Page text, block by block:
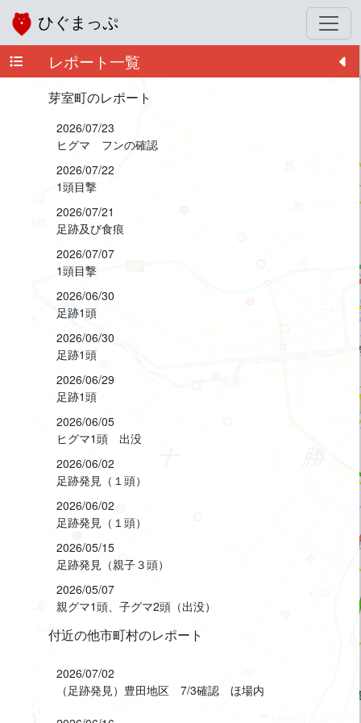
ひぐまっぷ
レポート一覧
芽室町のレポート
2026/07/23
ヒグマ フンの確認
2026/07/22
1頭目撃
2026/07/21
足跡及び食痕
2026/07/07
1頭目撃
2026/06/30
足跡1頭
2026/06/30
足跡1頭
2026/06/29
足跡1頭
2026/06/05
ヒグマ1頭 出没
2026/06/02
足跡発見（１頭）
2026/06/02
足跡発見（１頭）
2026/05/15
足跡発見（親子３頭）
2026/05/07
親グマ1頭、子グマ2頭（出没）
付近の他市町村のレポート
2026/07/02
（足跡発見）豊田地区 7/3確認 ほ場内
+